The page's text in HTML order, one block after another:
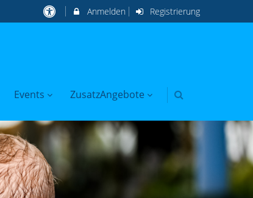
Anmelden Registrierung
Events ZusatzAngebote